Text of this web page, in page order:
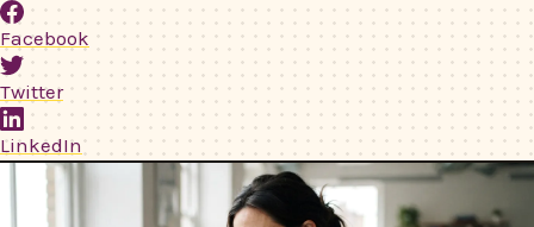
Facebook
Twitter
LinkedIn